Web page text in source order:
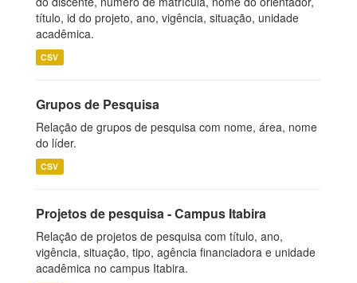
título, id do projeto, ano, vigência, situação, unidade
acadêmica.
CSV
Grupos de Pesquisa
Relação de grupos de pesquisa com nome, área, nome
do líder.
CSV
Projetos de pesquisa - Campus Itabira
Relação de projetos de pesquisa com título, ano,
vigência, situação, tipo, agência financiadora e unidade
acadêmica no campus Itabira.